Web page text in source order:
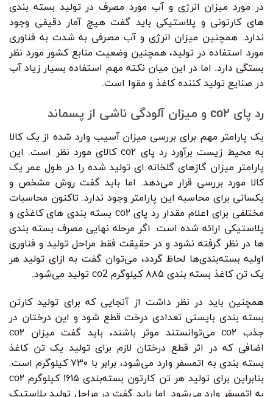
در مورد میزان انرژی و آب مورد مصرف در تولید بسته بندی
های کارتونی و پلاستیکی باید گفت هیچ آمار دقیقی وجود
ندارد. همچنین میزان انرژی و آب مصرفی به شدت به فناوری
مورد استفاده در تولید، همچنین وضعیت منابع کشور مورد نظر
بستگی دارد. اما در این میان نکته مهم استفاده بسیار زیاد آب
در صنایع تولید کننده کاغذ و مقوا است.
رد پای co۲ و میزان آلودگی ناشی از پسماند
یک پارامتر مهم برای بررسی میزان آسیب وارد شده از یک کالا
به محیط زیست برآورد رد پای co۲ کالای مورد نظر است. این
پارامتر میزان گازهای گلخانه ای تولید شده را در طول عمر یک
کالا مورد بررسی قرار می‌دهد. اما باید گفت روش مشخص و
یکسانی برای محاسبه این پارامتر وجود ندارد. تاکنون محاسبات
مختلفی برای اعلام مقدار رد پای co۲ بسته بندی های کاغذی و
پلاستیکی ارائه شده است. اگر مرحله نهایی مصرف بسته بندی
ها در نظر گرفته نشود و در حقیقت فقط مراحل تولید و فناوری
اولیه بسته‌بندی‌ها لحاظ گردد، می‌توان گفت به ازای تولید هر
یک تن کاغذ بسته بندی ۸۸۵ کیلوگرم co2 تولید می‌شود.
همچنین باید در نظر داشت از آنجایی که برای تولید کارتن
بسته بندی بایستی تعدادی درخت قطع شود و این درختان در
جذب co۲ می‌توانستند موثر باشند، باید گفت میزان co۲
اضافی که در اثر قطع درختان لازم برای تولید یک تن کاغذ
بسته بندی به اتمسفر وارد می‌شود، برابر با ۷۳۰ کیلوگرم است.
بنابراین برای تولید هر تن کارتون بسته‌بندی ۱۶۱۵ کیلوگرم co۲
به اتمسفر وارد می‌شود. اما باید گفت در مراحل تولید پلاستیک